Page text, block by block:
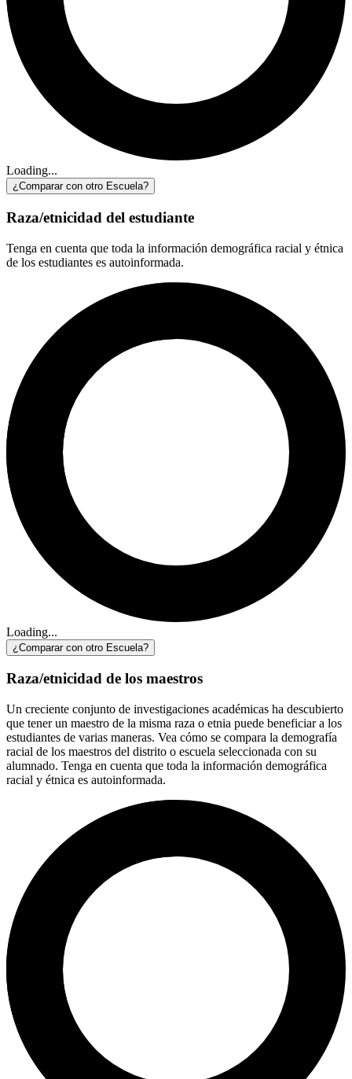
Loading...
¿Comparar con otro Escuela?
Raza/etnicidad del estudiante
Tenga en cuenta que toda la información demográfica racial y étnica
de los estudiantes es autoinformada.
Loading...
¿Comparar con otro Escuela?
Raza/etnicidad de los maestros
Un creciente conjunto de investigaciones académicas ha descubierto
que tener un maestro de la misma raza o etnia puede beneficiar a los
estudiantes de varias maneras. Vea cómo se compara la demografía
racial de los maestros del distrito o escuela seleccionada con su
alumnado. Tenga en cuenta que toda la información demográfica
racial y étnica es autoinformada.